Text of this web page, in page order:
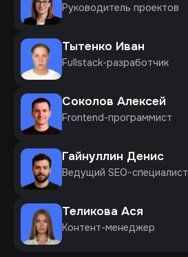
Руководитель проектов
Тытенко Иван
Fullstack-разработчик
Соколов Алексей
Frontend-программист
Гайнуллин Денис
Ведущий SEO-специалист
Теликова Ася
Контент-менеджер